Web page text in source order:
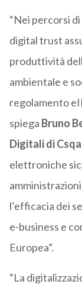
“Nei percorsi
digital trust
produttività
ambientale e
regolamento
spiega Bruno
Digitali di Csqa
elettroniche
l’efficacia dei
e-business e
Europea”.
“La